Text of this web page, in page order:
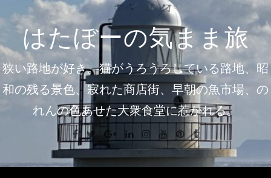
ン
ツ
へ
はたぼーの気まま旅
狭い路地が好き。猫がうろうろしている路地、昭
和の残る景色、寂れた商店街、早朝の魚市場、の
れんの色あせた大衆食堂に惹かれる。
Facebook
Twitter Google+
LinkedinInstagramYoutubePinterestTumblr